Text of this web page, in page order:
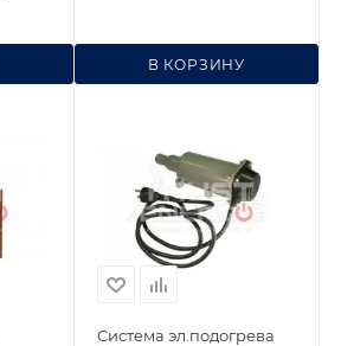
В КОРЗИНУ
Система эл.подогрева